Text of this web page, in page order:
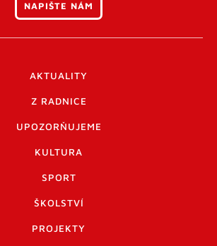
NAPIŠTE NÁM
AKTUALITY
Z RADNICE
UPOZORŇUJEME
KULTURA
SPORT
ŠKOLSTVÍ
PROJEKTY